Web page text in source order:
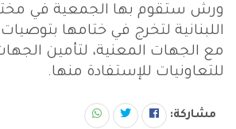
ورش ستقوم بها الجمعية في
اللبنانية لتخرج في ختامها
مع الجهات المعنية، لتأمين
للتعاونيات للإستفادة منها.
مشاركة: